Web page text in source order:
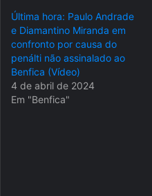
Última hora: Paulo Andrade
e Diamantino Miranda em
confronto por causa do
penálti não assinalado ao
Benfica (Vídeo)
4 de abril de 2024
Em "Benfica"